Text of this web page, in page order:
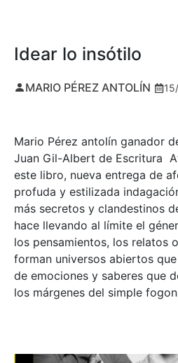
Idear lo insótilo
MARIO PÉREZ ANTOLÍN
Mario Pérez antolín ganador
Juan Gil-Albert de Escritura
este libro, nueva entrega de
profuda y estilizada
más secretos y clandestinos
hace llevando al límite el
los pensamientos, los relatos
forman universos abiertos
de emociones y saberes que
los márgenes del simple